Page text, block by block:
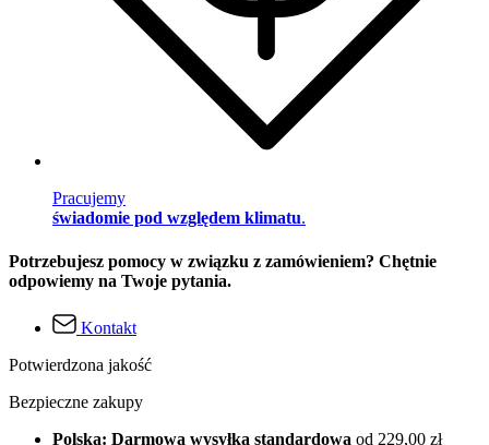
Pracujemy
świadomie pod względem klimatu.
Potrzebujesz pomocy w związku z zamówieniem? Chętnie
odpowiemy na Twoje pytania.
Kontakt
Potwierdzona jakość
Bezpieczne zakupy
Polska: Darmowa wysyłka standardowa od 229,00 zł